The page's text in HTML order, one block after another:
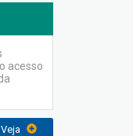
acesso
Veja